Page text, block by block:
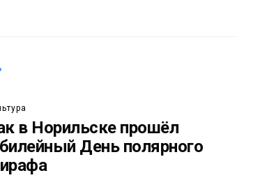
в Норильске прошёл
День полярного